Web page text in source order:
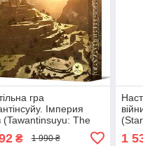
гра
Імперия
(Tawantinsuyu: The
₴ 1 990 ₴ 1